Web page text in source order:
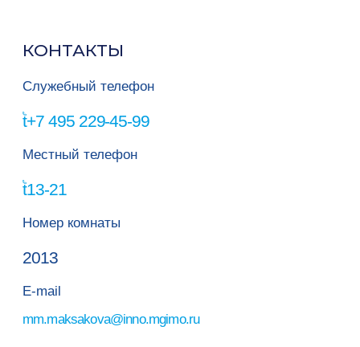
КОНТАКТЫ
Служебный телефон
+7 495 229-45-99
Местный телефон
13-21
Номер комнаты
2013
E-mail
m.maksakova@inno.mgimo.ru